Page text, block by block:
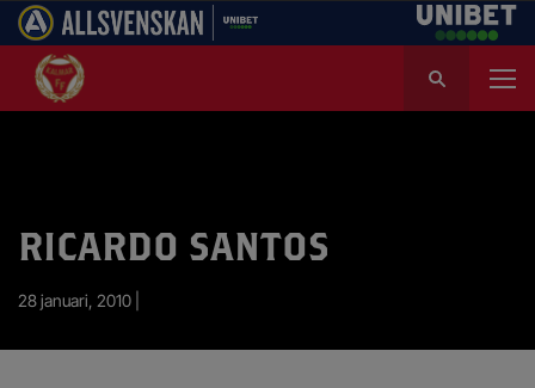
k
RICARDO SANTOS
28 januari, 2010 |